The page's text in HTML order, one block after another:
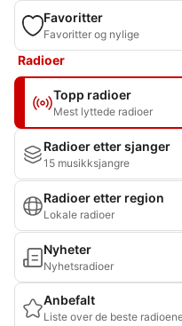
Favoritter
Favoritter og nylige
Radioer
Topp radioer
Mest lyttede radioer
Radioer etter sjanger
15 musikksjangre
Radioer etter region
Lokale radioer
Nyheter
Nyhetsradioer
Anbefalt
Liste over de beste